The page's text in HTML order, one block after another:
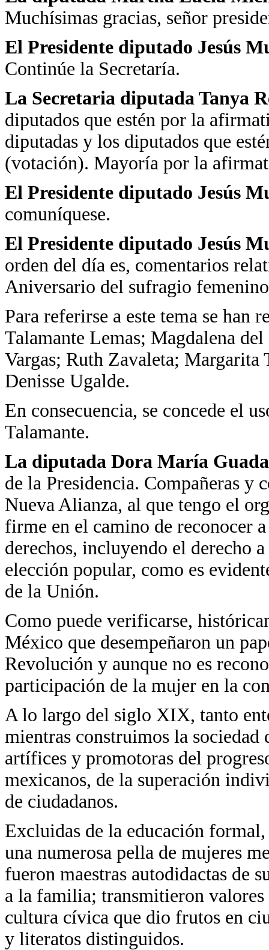
Muchísimas gracias, señor
El Presidente diputado Jesús
Continúe la Secretaría.
La Secretaria diputada Tanya
diputados que estén por la
diputadas y los diputados que
(votación). Mayoría por la
El Presidente diputado Jesús
comuníquese.
El Presidente diputado Jesús
orden del día es, comentarios
Aniversario del sufragio
Para referirse a este tema se han
Talamante Lemas; Magdalena
Vargas; Ruth Zavaleta;
Denisse Ugalde.
En consecuencia, se concede el
Talamante.
La diputada Dora María
de la Presidencia. Compañeras y
Nueva Alianza, al que tengo el
firme en el camino de reconocer
derechos, incluyendo el derecho
elección popular, como es
de la Unión.
Como puede verificarse,
México que desempeñaron un
Revolución y aunque no es
participación de la mujer en la
A lo largo del siglo XIX, tanto
mientras construimos la
artífices y promotoras del
mexicanos, de la superación
de ciudadanos.
Excluidas de la educación
una numerosa pella de mujeres
fueron maestras autodidactas de
a la familia; transmitieron valores
cultura cívica que dio frutos en
y literatos distinguidos.